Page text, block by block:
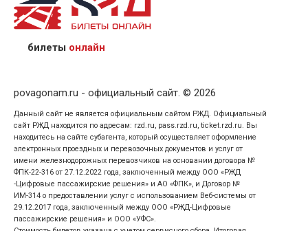
назвав кассиру 14-значный номер заказа;
предъявив удостоверение личности пассажира, на
кого оформлен билет.
билеты онлайн
povagonam.ru - официальный сайт. © 2026
Данный сайт не является официальным сайтом РЖД. Официальный
сайт РЖД находится по адресам: rzd.ru, pass.rzd.ru, ticket.rzd.ru. Вы
находитесь на сайте субагента, который осуществляет оформление
электронных проездных и перевозочных документов и услуг от
имени железнодорожных перевозчиков на основании договора №
ФПК-22-316 от 27.12.2022 года, заключенный между ООО «РЖД
-Цифровые пассажирские решения» и АО «ФПК», и Договор №
ИМ-314 о предоставлении услуг с использованием Веб-системы от
29.12.2017 года, заключенный между ООО «РЖД-Цифровые
пассажирские решения» и ООО «УФС».